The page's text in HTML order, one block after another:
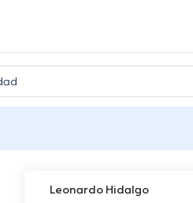
Leonardo Hidalgo